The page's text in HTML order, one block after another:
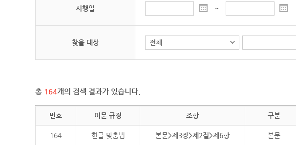
시행일 ~
찾을 대상
총 164개의 검색 결과가 있습니다.
번호 어문 규정 조항 구분
164 한글 맞춤법 본문>제3장>제2절>제6항 본문